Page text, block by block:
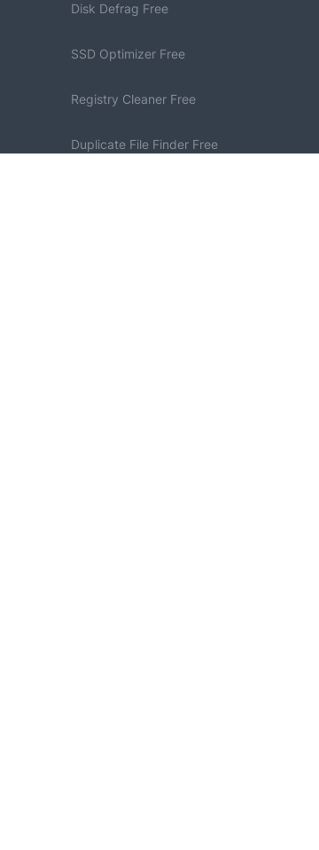
Disk Defrag Free
SSD Optimizer Free
Registry Cleaner Free
Duplicate File Finder Free